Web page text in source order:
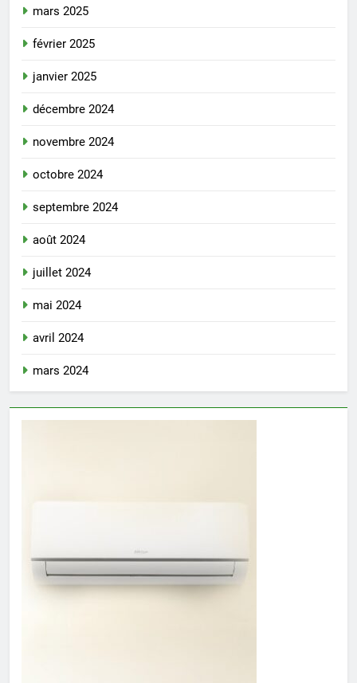
mars 2025
février 2025
janvier 2025
décembre 2024
novembre 2024
octobre 2024
septembre 2024
août 2024
juillet 2024
mai 2024
avril 2024
mars 2024